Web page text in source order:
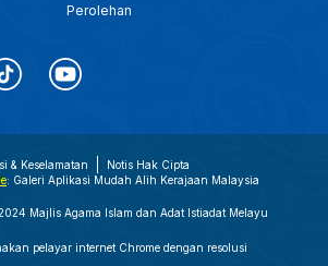
Perolehan
& Keselamatan
Notis Hak Cipta
: Galeri Aplikasi Mudah Alih Kerajaan Malaysia
Majlis Agama Islam dan Adat Istiadat Melayu
pelayar internet Chrome dengan resolusi